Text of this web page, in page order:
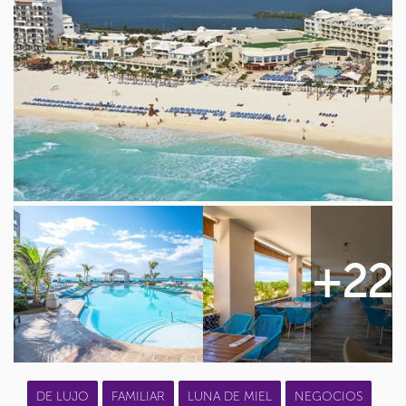
+22
DE LUJO FAMILIAR LUNA DE MIEL NEGOCIOS